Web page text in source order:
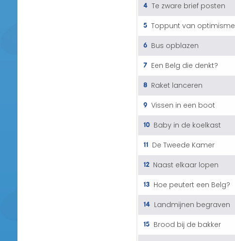
4 Te zware brief posten
5 Toppunt van optimisme
6 Bus opblazen
7 Een Belg die denkt?
8 Raket lanceren
9 Vissen in een boot
10 Baby in de koelkast
11 De Tweede Kamer
12 Naast elkaar lopen
13 Hoe peutert een Belg?
14 Landmijnen begraven
15 Brood bij de bakker